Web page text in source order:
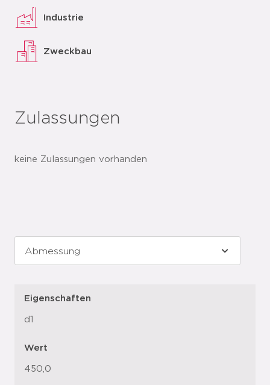
Industrie
Zweckbau
Zulassungen
keine Zulassungen vorhanden
Eigenschaften
d1
Wert
450,0